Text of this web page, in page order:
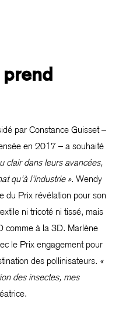
par Constance Guisset –
en 2017 – a souhaité
clair dans leurs avancées,
qu'à l'industrie ». Wendy
du Prix révélation pour son
ni tricoté ni tissé, mais
comme à la 3D. Marlène
le Prix engagement pour
des pollinisateurs. «
des insectes, mes